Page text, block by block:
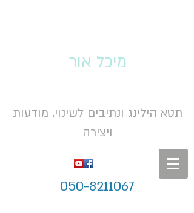
מיכל אור
תטא הילינג ונתיבים לשינוי, מודעות
ויצירה
050-8211067